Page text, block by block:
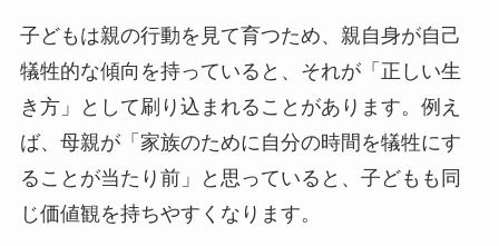
子どもは親の行動を見て育つため、親自身が自己
犠牲的な傾向を持っていると、それが「正しい生
き方」として刷り込まれることがあります。例え
ば、母親が「家族のために自分の時間を犠牲にす
ることが当たり前」と思っていると、子どもも同
じ価値観を持ちやすくなります。